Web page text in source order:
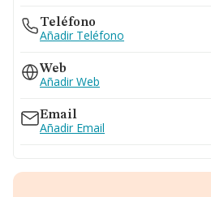
Teléfono
Añadir Teléfono
Web
Añadir Web
Email
Añadir Email